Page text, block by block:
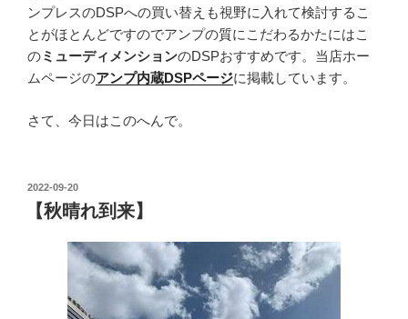
ンプレスのDSPへの買い替えも視野に入れて検討するこ
とがほとんどですのでアンプの質にこだわるかたにはこ
のミューディメンションのDSPおすすめです。当店ホー
ムページのアンプ内蔵DSPページに掲載しています。
さて、今日はこのへんで。
投
稿
日:
2022-09-20
【秋晴れ到来】